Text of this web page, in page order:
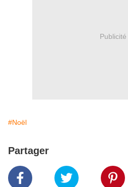
Publicité
#Noël
Partager